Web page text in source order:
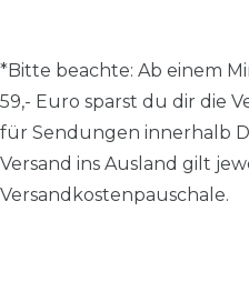
*Bitte beachte: Ab einem
59,- Euro sparst du dir die
für Sendungen innerhalb
Versand ins Ausland gilt
Versandkostenpauschale.